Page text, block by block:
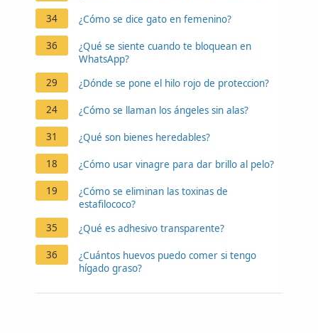
34 ¿Cómo se dice gato en femenino?
36
¿Qué se siente cuando te bloquean en
WhatsApp?
29
¿Dónde se pone el hilo rojo de proteccion?
24 ¿Cómo se llaman los ángeles sin alas?
31 ¿Qué son bienes heredables?
18 ¿Cómo usar vinagre para dar brillo al pelo?
19
¿Cómo se eliminan las toxinas de
estafilococo?
35
¿Qué es adhesivo transparente?
36
¿Cuántos huevos puedo comer si tengo
hígado graso?